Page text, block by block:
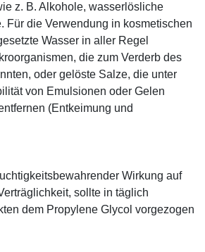
z. B. Alkohole, wasserlösliche
Für die Verwendung in kosmetischen
Wasser in aller Regel
die zum Verderb des
oder gelöste Salze, die unter
von Emulsionen oder Gelen
(Entkeimung und
Wirkung auf
sollte in täglich
dem Propylene Glycol vorgezogen